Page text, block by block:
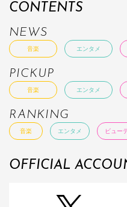
CONTENTS
NEWS
音楽 エンタメ
PICKUP
音楽 エンタメ
RANKING
音楽 エンタメ ビュー
OFFICIAL